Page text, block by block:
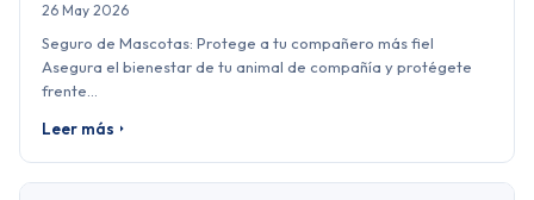
26 May 2026
Seguro de Mascotas: Protege a tu compañero más fiel
Asegura el bienestar de tu animal de compañía y protégete
frente…
Leer más